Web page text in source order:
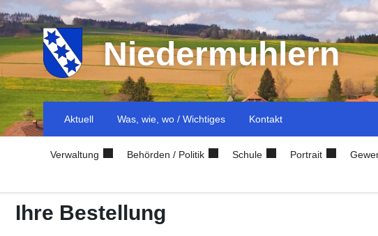
Niedermuhlern
Aktuell Was, wie, wo / Wichtiges Kontakt
Verwaltung Behörden / Politik Schule Portrait
Ihre Bestellung